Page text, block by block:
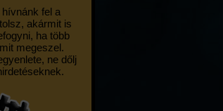
fel a
akármit is
ha több
megeszel.
ne dőlj